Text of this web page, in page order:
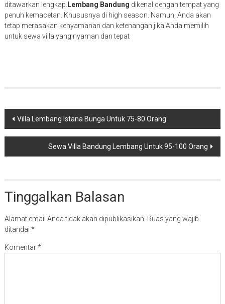
ditawarkan lengkap. Lembang Bandung dikenal dengan tempat yang
penuh kemacetan. Khususnya di high season. Namun, Anda akan
tetap merasakan kenyamanan dan ketenangan jika Anda memilih
untuk sewa villa yang nyaman dan tepat
Navigasi
pos
Villa Lembang Istana Bunga Untuk 75-80 Orang
Sewa Villa Bandung Lembang Untuk 95-100 Orang
Tinggalkan Balasan
Alamat email Anda tidak akan dipublikasikan. Ruas yang wajib
ditandai *
Komentar*